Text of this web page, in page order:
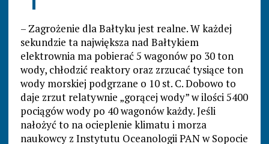
– Zagrożenie dla Bałtyku jest realne. W każdej
sekundzie ta największa nad Bałtykiem
elektrownia ma pobierać 5 wagonów po 30 ton
wody, chłodzić reaktory oraz zrzucać tysiące ton
wody morskiej podgrzane o 10 st. C. Dobowo to
daje zrzut relatywnie „gorącej wody” w ilości 5400
pociągów wody po 40 wagonów każdy. Jeśli
nałożyć to na ocieplenie klimatu i morza
naukowcy z Instytutu Oceanologii PAN w Sopocie